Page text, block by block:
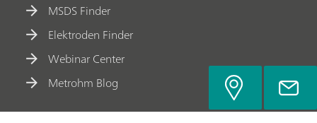
MSDS Finder
Elektroden Finder
Webinar Center
Metrohm Blog